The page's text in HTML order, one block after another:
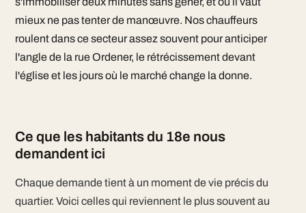
mieux ne pas tenter de manœuvre. Nos chauffeurs
roulent dans ce secteur assez souvent pour anticiper
l'angle de la rue Ordener, le rétrécissement devant
l'église et les jours où le marché change la donne.
Ce que les habitants du 18e nous
demandent ici
Chaque demande tient à un moment de vie précis du
quartier. Voici celles qui reviennent le plus souvent au